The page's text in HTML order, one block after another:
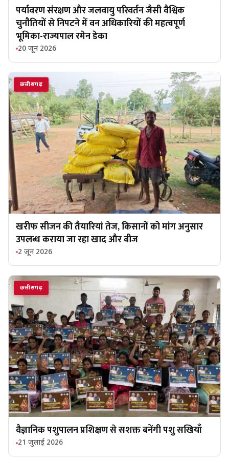
पर्यावरण संरक्षण और जलवायु परिवर्तन जैसी वैश्विक
चुनौतियों से निपटने में वन अधिकारियों की महत्वपूर्ण
भूमिका-राज्यपाल रमेन डेका
20 जून 2026
छत्तीसगढ़
खरीफ सीजन की तैयारियां तेज, किसानों को मांग अनुसार
उपलब्ध कराया जा रहा खाद और बीज
2 जून 2026
छत्तीसगढ़
वैज्ञानिक पशुपालन प्रशिक्षण से सशक्त बनेंगी पशु सखियाँ
21 जुलाई 2026